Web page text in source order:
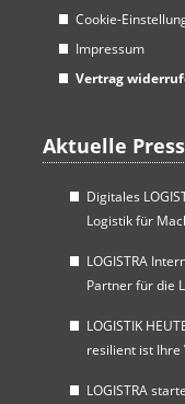
Cookie-
Impressum
Vertrag
Aktuelle
Digitales
Logistik für
LOGISTRA
Partner für die
LOGISTIK
resilient ist Ihre
LOGISTRA